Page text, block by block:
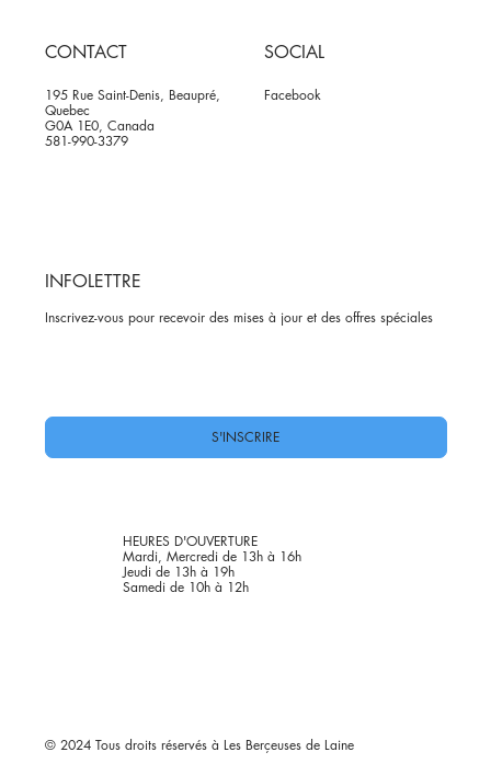
CONTACT
195 Rue Saint-Denis, Beaupré,
Quebec
G0A 1E0, Canada
581-990-3379
SOCIAL
Facebook
INFOLETTRE
Inscrivez-vous pour recevoir des mises à jour et des offres spéciales
S'INSCRIRE
HEURES D'OUVERTURE
Mardi, Mercredi de 13h à 16h
Jeudi de 13h à 19h
Samedi de 10h à 12h
© 2024 Tous droits réservés à Les Berçeuses de Laine